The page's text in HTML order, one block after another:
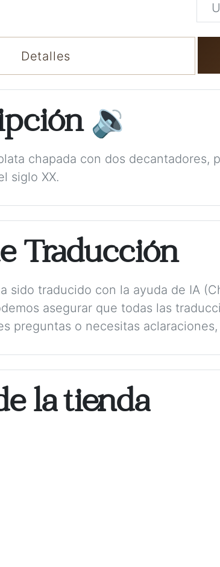
Detalles
🔉
chapada con dos decantadores,
siglo XX.
Traducción
sido traducido con la ayuda de IA
asegurar que todas las
preguntas o necesitas
la tienda